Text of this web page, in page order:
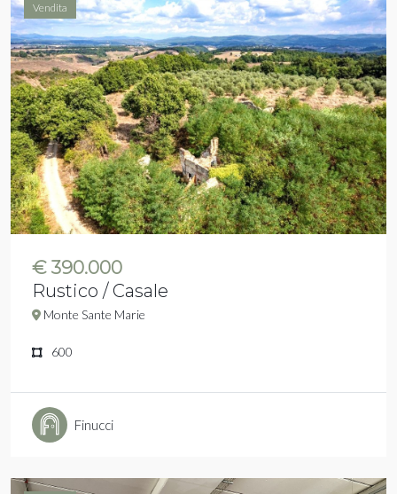
Vendita
€ 390.000
Rustico / Casale
Monte Sante Marie
600
Finucci